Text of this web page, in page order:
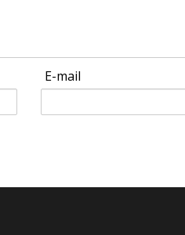
E-mail